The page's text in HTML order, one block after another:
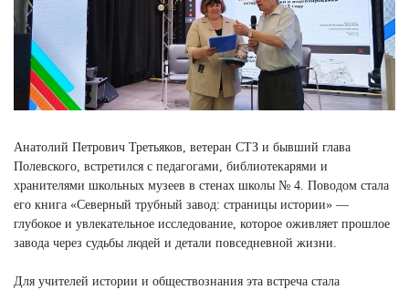
Анатолий Петрович Третьяков, ветеран СТЗ и бывший глава
Полевского, встретился с педагогами, библиотекарями и
хранителями школьных музеев в стенах школы № 4. Поводом стала
его книга «Северный трубный завод: страницы истории» —
глубокое и увлекательное исследование, которое оживляет прошлое
завода через судьбы людей и детали повседневной жизни.
Для учителей истории и обществознания эта встреча стала